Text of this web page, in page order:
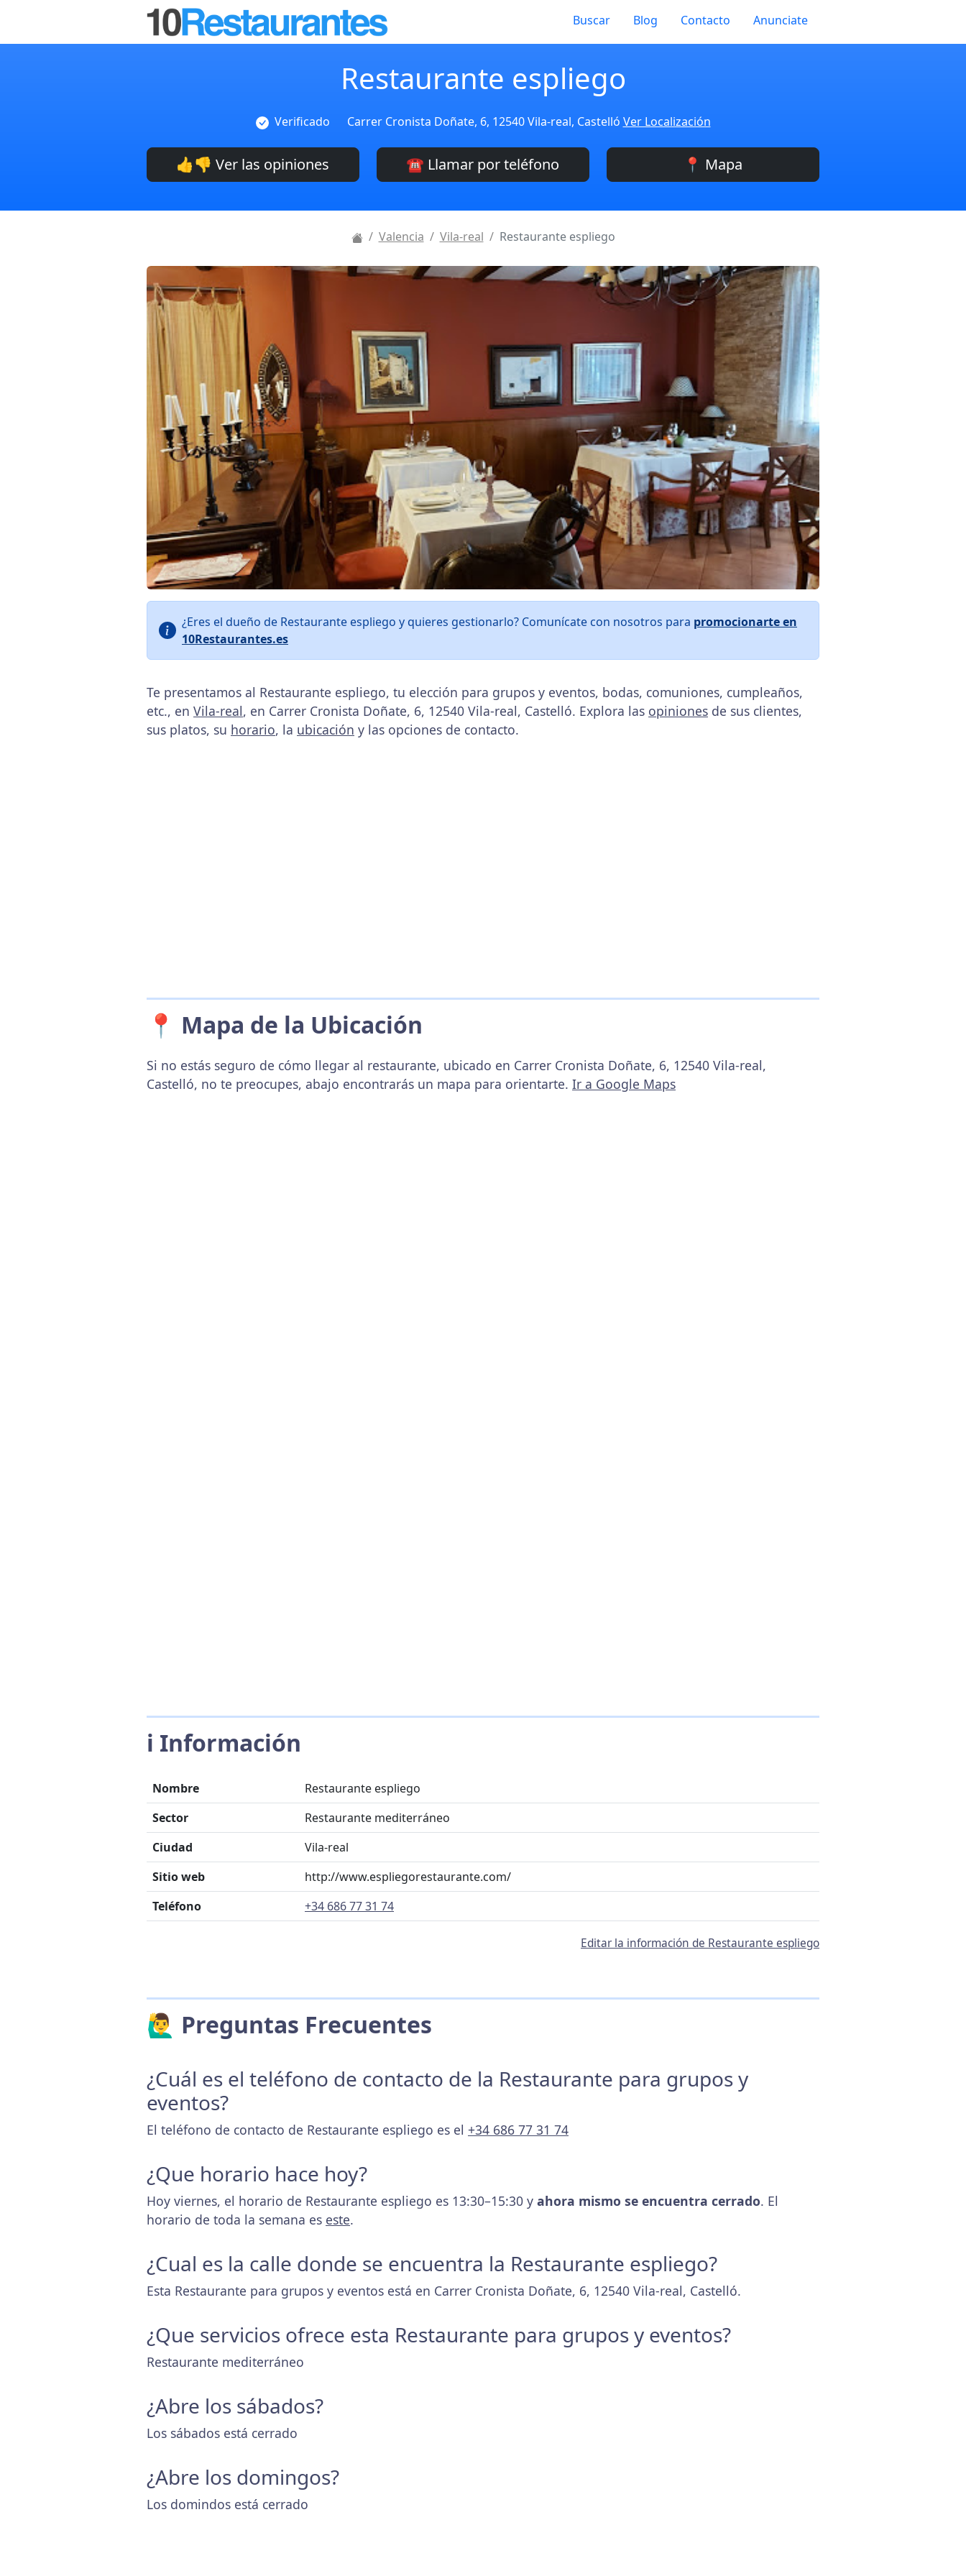
Buscar Blog Contacto Anunciate
Restaurante espliego
Verificado Carrer Cronista Doñate, 6, 12540 Vila-real, Castelló Ver Localización
👍👎 Ver las opiniones ☎️ Llamar por teléfono 📍 Mapa
Valencia Vila-real Restaurante espliego
¿Eres el dueño de Restaurante espliego y quieres gestionarlo? Comunícate con nosotros para promocionarte en
10Restaurantes.es
Te presentamos al Restaurante espliego, tu elección para grupos y eventos, bodas, comuniones, cumpleaños,
etc., en Vila-real, en Carrer Cronista Doñate, 6, 12540 Vila-real, Castelló. Explora las opiniones de sus clientes,
sus platos, su horario, la ubicación y las opciones de contacto.
📍 Mapa de la Ubicación
Si no estás seguro de cómo llegar al restaurante, ubicado en Carrer Cronista Doñate, 6, 12540 Vila-real,
Castelló, no te preocupes, abajo encontrarás un mapa para orientarte. Ir a Google Maps
ℹ️ Información
Nombre
Restaurante espliego
Sector
Restaurante mediterráneo
Ciudad
Vila-real
Sitio web
http://www.espliegorestaurante.com/
Teléfono
+34 686 77 31 74
Editar la información de Restaurante espliego
🙋‍♂️ Preguntas Frecuentes
¿Cuál es el teléfono de contacto de la Restaurante para grupos y
eventos?
El teléfono de contacto de Restaurante espliego es el +34 686 77 31 74
¿Que horario hace hoy?
Hoy viernes, el horario de Restaurante espliego es 13:30–15:30 y ahora mismo se encuentra cerrado. El
horario de toda la semana es este.
¿Cual es la calle donde se encuentra la Restaurante espliego?
Esta Restaurante para grupos y eventos está en Carrer Cronista Doñate, 6, 12540 Vila-real, Castelló.
¿Que servicios ofrece esta Restaurante para grupos y eventos?
Restaurante mediterráneo
¿Abre los sábados?
Los sábados está cerrado
¿Abre los domingos?
Los domindos está cerrado